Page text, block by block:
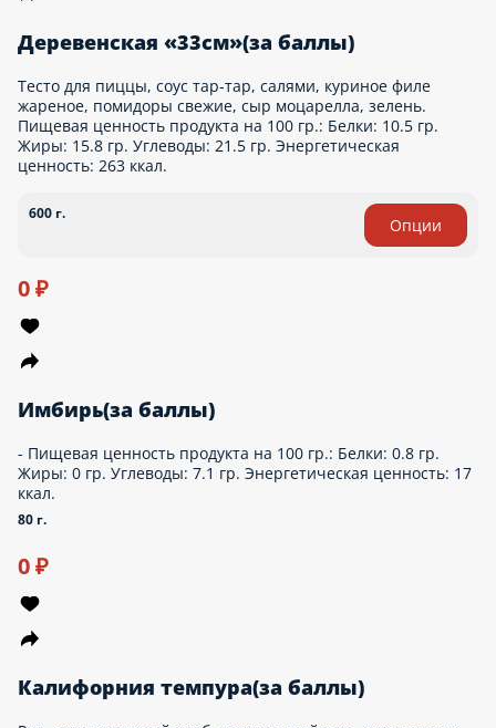
Гренки чесночные (за баллы)
Белки: 6.1 гр. Жиры: 1.2 гр. Углеводы: 39.9 гр. Энергетическая
Опции
0 ₽
Деревенская «33см»(за баллы)